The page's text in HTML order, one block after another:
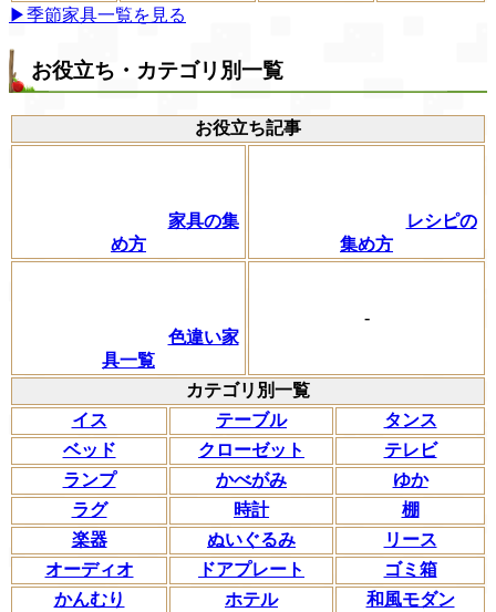
▶季節家具一覧を見る
お役立ち・カテゴリ別一覧
お役立ち記事
家具の集
め方
レシピの
集め方
色違い家
具一覧
-
カテゴリ別一覧
イス
テーブル
タンス
ベッド
クローゼット
テレビ
ランプ
かべがみ
ゆか
ラグ
時計
棚
楽器
ぬいぐるみ
リース
オーディオ
ドアプレート
ゴミ箱
かんむり
ホテル
和風モダン